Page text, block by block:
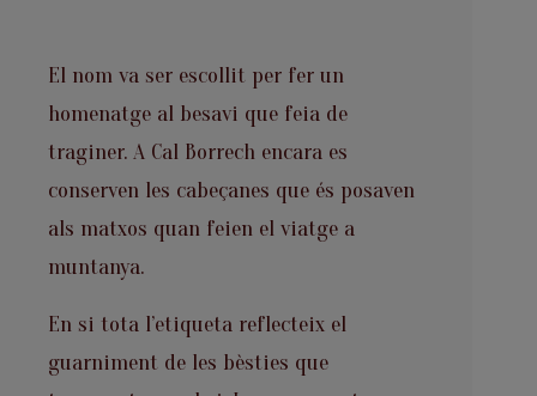
El nom va ser escollit per fer un
homenatge al besavi que feia de
traginer. A Cal Borrech encara es
conserven les cabeçanes que és posaven
als matxos quan feien el viatge a
muntanya.
En si tota l’etiqueta reflecteix el
guarniment de les bèsties que